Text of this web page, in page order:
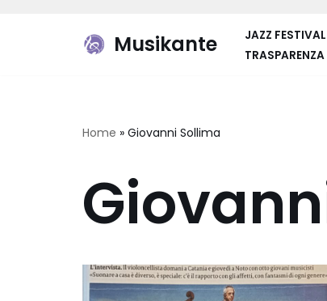
Musikante JAZZ
TRASPARENZA
Home » Giovanni Sollima